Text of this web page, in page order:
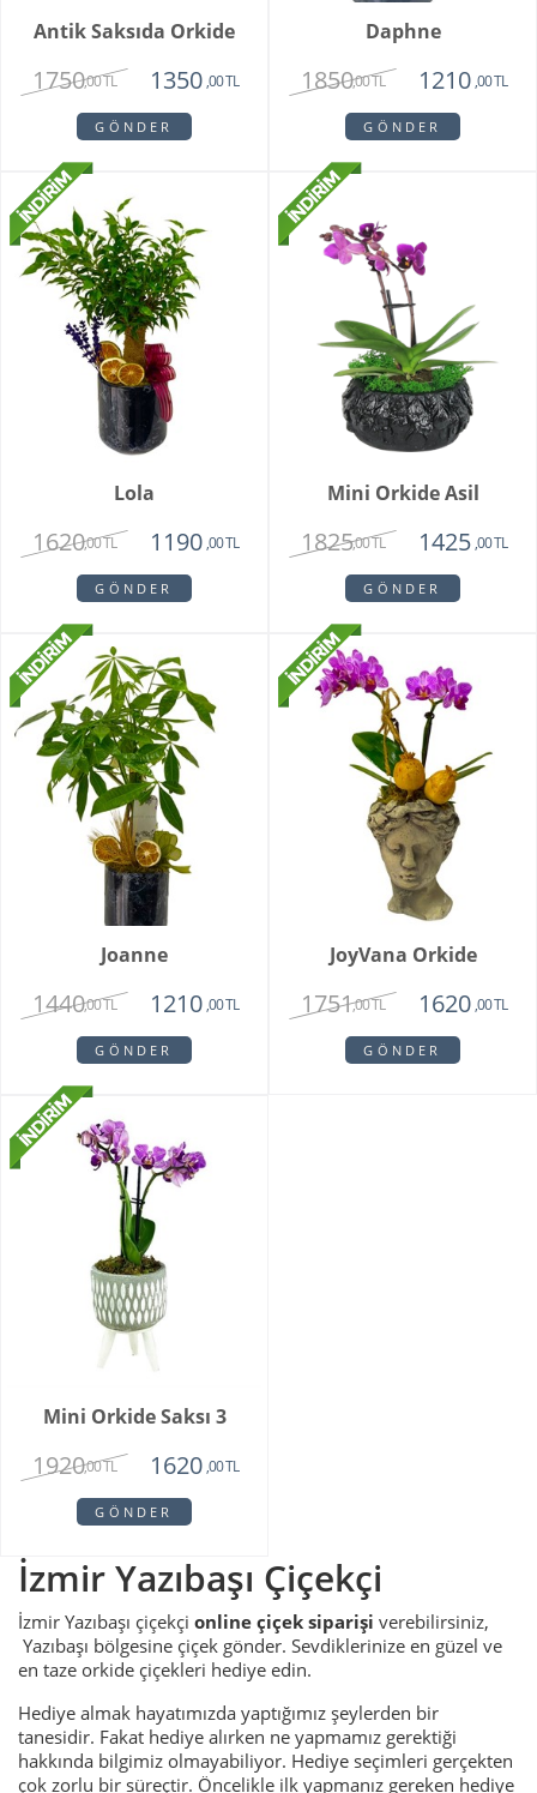
Antik Saksıda Orkide
1750,00 TL 1350 ,00 TL
GÖNDER
Daphne
1850,00 TL 1210 ,00 TL
GÖNDER
Lola
1620,00 TL 1190 ,00 TL
GÖNDER
Mini Orkide Asil
1825,00 TL 1425 ,00 TL
GÖNDER
Joanne
1440,00 TL 1210 ,00 TL
GÖNDER
JoyVana Orkide
1751,00 TL 1620 ,00 TL
GÖNDER
Mini Orkide Saksı 3
1920,00 TL 1620 ,00 TL
GÖNDER
İzmir Yazıbaşı Çiçekçi
İzmir Yazıbaşı çiçekçi online çiçek siparişi verebilirsiniz,
Yazıbaşı bölgesine çiçek gönder. Sevdiklerinize en güzel ve
en taze orkide çiçekleri hediye edin.
Hediye almak hayatımızda yaptığımız şeylerden bir
tanesidir. Fakat hediye alırken ne yapmamız gerektiği
hakkında bilgimiz olmayabiliyor. Hediye seçimleri gerçekten
çok zorlu bir süreçtir. Öncelikle ilk yapmanız gereken hediye